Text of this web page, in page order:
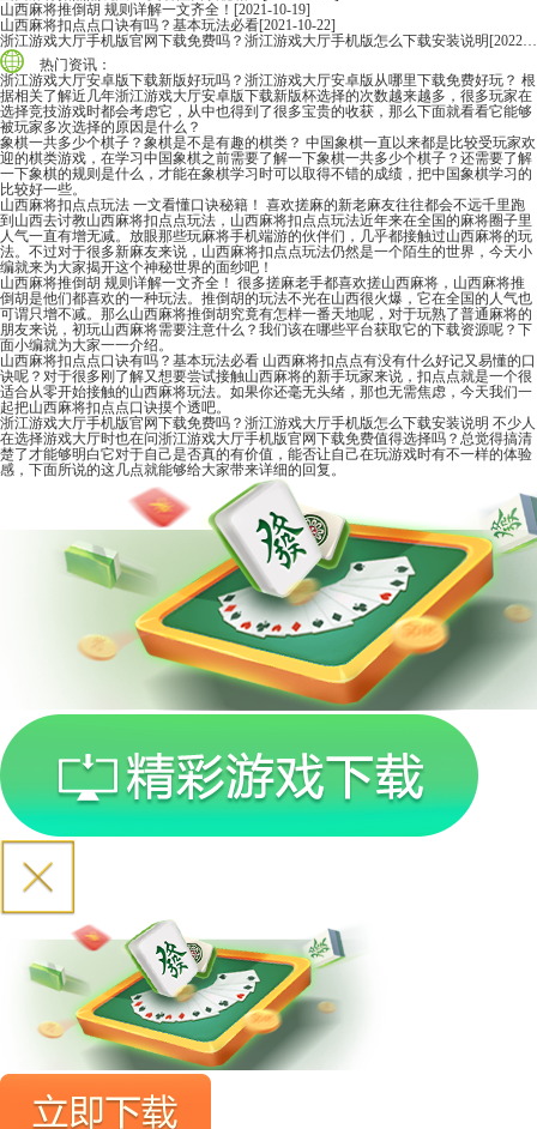
山西麻将推倒胡 规则详解一文齐全！ [2021-10-19]
山西麻将扣点点口诀有吗？基本玩法必看[2021-10-22]
浙江游戏大厅手机版官网下载免费吗？浙江游戏大厅手机版怎么下载安装说明 [2022-06-16]
热门资讯：
浙江游戏大厅安卓版下载新版好玩吗？浙江游戏大厅安卓版从哪里下载免费好玩？ 根
据相关了解近几年浙江游戏大厅安卓版下载新版杯选择的次数越来越多，很多玩家在
选择竞技游戏时都会考虑它，从中也得到了很多宝贵的收获，那么下面就看看它能够
被玩家多次选择的原因是什么？
象棋一共多少个棋子？象棋是不是有趣的棋类？ 中国象棋一直以来都是比较受玩家欢
迎的棋类游戏，在学习中国象棋之前需要了解一下象棋一共多少个棋子？还需要了解
一下象棋的规则是什么，才能在象棋学习时可以取得不错的成绩，把中国象棋学习的
比较好一些。
山西麻将扣点点玩法 一文看懂口诀秘籍！ 喜欢搓麻的新老麻友往往都会不远千里跑
到山西去讨教山西麻将扣点点玩法，山西麻将扣点点玩法近年来在全国的麻将圈子里
人气一直有增无减。放眼那些玩麻将手机端游的伙伴们，几乎都接触过山西麻将的玩
法。不过对于很多新麻友来说，山西麻将扣点点玩法仍然是一个陌生的世界，今天小
编就来为大家揭开这个神秘世界的面纱吧！
山西麻将推倒胡 规则详解一文齐全！ 很多搓麻老手都喜欢搓山西麻将，山西麻将推
倒胡是他们都喜欢的一种玩法。推倒胡的玩法不光在山西很火爆，它在全国的人气也
可谓只增不减。那么山西麻将推倒胡究竟有怎样一番天地呢，对于玩熟了普通麻将的
朋友来说，初玩山西麻将需要注意什么？我们该在哪些平台获取它的下载资源呢？下
面小编就为大家一一介绍。
山西麻将扣点点口诀有吗？基本玩法必看 山西麻将扣点点有没有什么好记又易懂的口
诀呢？对于很多刚了解又想要尝试接触山西麻将的新手玩家来说，扣点点就是一个很
适合从零开始接触的山西麻将玩法。如果你还毫无头绪，那也无需焦虑，今天我们一
起把山西麻将扣点点口诀摸个透吧。
浙江游戏大厅手机版官网下载免费吗？浙江游戏大厅手机版怎么下载安装说明 不少人
在选择游戏大厅时也在问浙江游戏大厅手机版官网下载免费值得选择吗？总觉得搞清
楚了才能够明白它对于自己是否真的有价值，能否让自己在玩游戏时有不一样的体验
感，下面所说的这几点就能够给大家带来详细的回复。